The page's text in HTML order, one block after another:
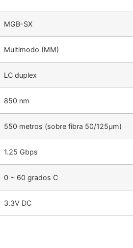
MGB-SX
Multimodo (MM)
LC duplex
850 nm
550 metros (sobre fibra 50/125µm)
1.25 Gbps
0 ~ 60 grados C
3.3V DC